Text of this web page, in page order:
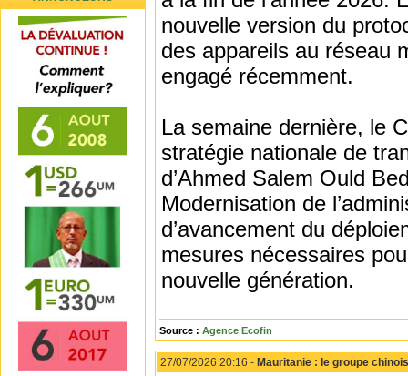
nouvelle version du
des appareils au réseau
engagé récemment.
La semaine dernière, le
stratégie nationale de
d’Ahmed Salem Ould
Modernisation de
d’avancement du
mesures nécessaires
nouvelle génération.
Source : Agence Ecofin
27/07/2026 20:16 - Mauritanie : le groupe